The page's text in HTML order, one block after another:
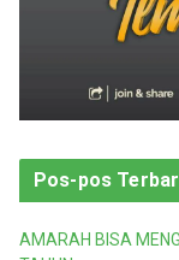
Pos-pos
AMARAH BISA